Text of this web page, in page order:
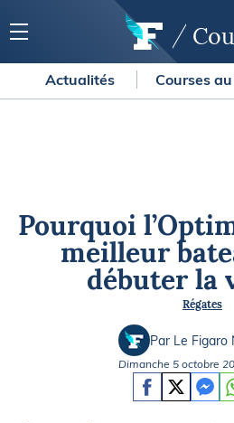
Actualités Courses
Pourquoi
meilleur
débuter la
Régates
Par Le Figaro
Dimanche 5 octobre